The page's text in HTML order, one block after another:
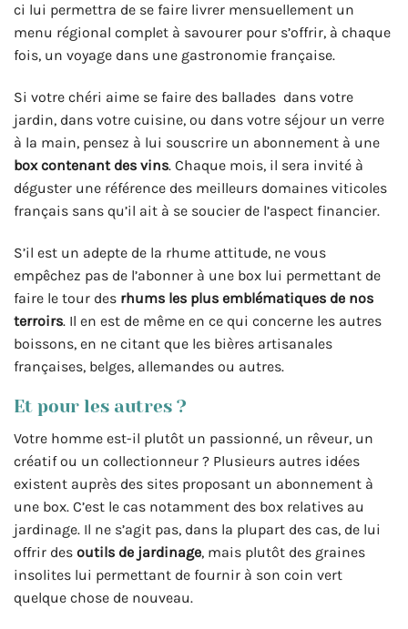
ci lui permettra de se faire livrer mensuellement un
menu régional complet à savourer pour s’offrir, à chaque
fois, un voyage dans une gastronomie française.
Si votre chéri aime se faire des ballades dans votre
jardin, dans votre cuisine, ou dans votre séjour un verre
à la main, pensez à lui souscrire un abonnement à une
box contenant des vins. Chaque mois, il sera invité à
déguster une référence des meilleurs domaines viticoles
français sans qu’il ait à se soucier de l’aspect financier.
S’il est un adepte de la rhume attitude, ne vous
empêchez pas de l’abonner à une box lui permettant de
faire le tour des rhums les plus emblématiques de nos
terroirs. Il en est de même en ce qui concerne les autres
boissons, en ne citant que les bières artisanales
françaises, belges, allemandes ou autres.
Et pour les autres ?
Votre homme est-il plutôt un passionné, un rêveur, un
créatif ou un collectionneur ? Plusieurs autres idées
existent auprès des sites proposant un abonnement à
une box. C’est le cas notamment des box relatives au
jardinage. Il ne s’agit pas, dans la plupart des cas, de lui
offrir des outils de jardinage, mais plutôt des graines
insolites lui permettant de fournir à son coin vert
quelque chose de nouveau.